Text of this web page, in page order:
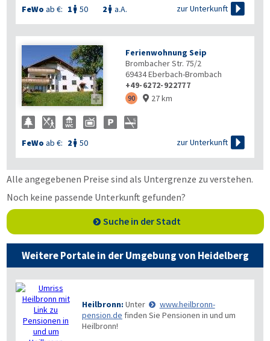
FeWo ab €: 1  50 2  a.A. zur Unterkunft 

Ferienwohnung Seip
Brombacher Str. 75/2
69434Eberbach-Brombach
+49-6272-922777
90  27 km
FeWo ab €: 2  50 zur Unterkunft 
Alle angegebenen Preise sind als Untergrenze zu verstehen.
Noch keine passende Unterkunft gefunden?
Suche in der Stadt
Weitere Portale in der Umgebung von Heidelberg
Heilbronn: Unter
www.heilbronn-
pension.de finden Sie Pensionen in und um
Heilbronn!